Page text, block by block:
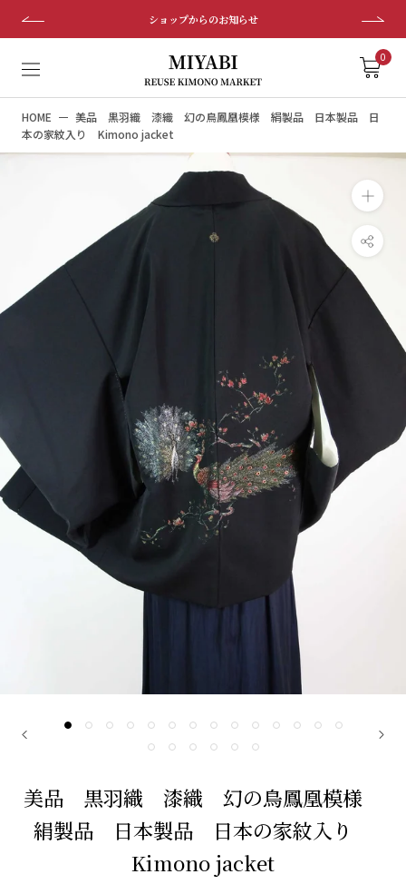
し
す
ショップからのお知らせ
0
HOME
美品 黒羽織 漆織 幻の鳥鳳凰模様 絹製品 日本製品 日
本の家紋入り Kimono jacket
美品 黒羽織 漆織 幻の鳥鳳凰模様
絹製品 日本製品 日本の家紋入り
Kimono jacket